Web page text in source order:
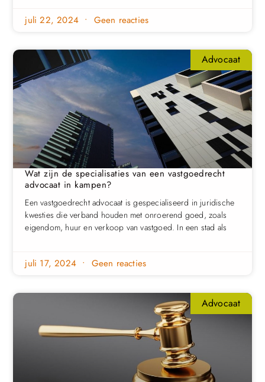
juli 22, 2024 Geen reacties
Advocaat
Wat zijn de specialisaties van een vastgoedrecht
advocaat in kampen?
Een vastgoedrecht advocaat is gespecialiseerd in juridische
kwesties die verband houden met onroerend goed, zoals
eigendom, huur en verkoop van vastgoed. In een stad als
juli 17, 2024 Geen reacties
Advocaat